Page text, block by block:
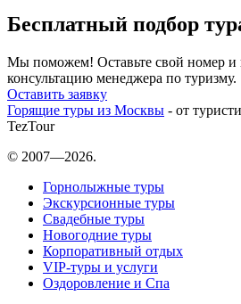
Бесплатный подбор
Мы поможем! Оставьте свой номер и
консультацию менеджера по туризму.
Оставить заявку
Горящие туры из Москвы - от
TezTour
© 2007—2026.
Горнолыжные туры
Экскурсионные туры
Свадебные туры
Новогодние туры
Корпоративный отдых
VIP-туры и услуги
Оздоровление и Спа